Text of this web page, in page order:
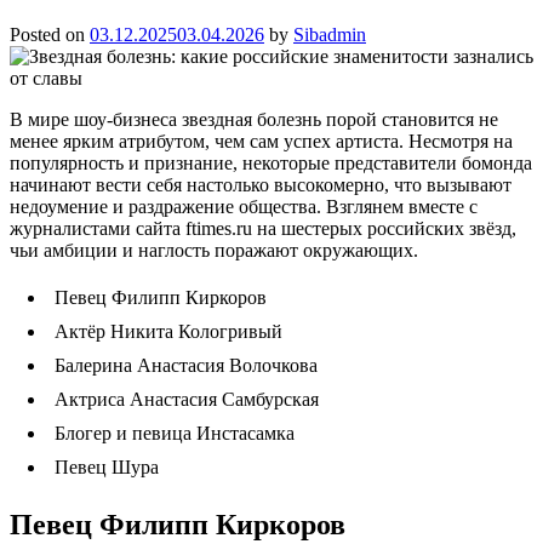
Posted on 03.12.202503.04.2026 by Sibadmin
В мире шоу-бизнеса звездная болезнь порой становится не
менее ярким атрибутом, чем сам успех артиста. Несмотря на
популярность и признание, некоторые представители бомонда
начинают вести себя настолько высокомерно, что вызывают
недоумение и раздражение общества. Взглянем вместе с
журналистами сайта ftimes.ru на шестерых российских звёзд,
чьи амбиции и наглость поражают окружающих.
Певец Филипп Киркоров
Актёр Никита Кологривый
Балерина Анастасия Волочкова
Актриса Анастасия Самбурская
Блогер и певица Инстасамка
Певец Шура
Певец Филипп Киркоров